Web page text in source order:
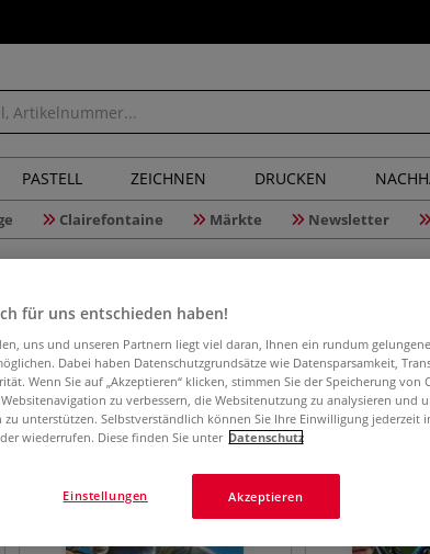
PASTELL ZEICHNEN DRUCKEN
Clairefontaine Märkte Newsletter
3 Artikel
für uns entschieden haben!
uns und unseren Partnern liegt viel daran, Ihnen ein rundum
Dabei haben Datenschutzgrundsätze wie Datensparsamkeit,
Wenn Sie auf „Akzeptieren“ klicken, stimmen Sie der Speicherung von
zu verbessern, die Websitenutzung zu analysieren und
unterstützen. Selbstverständlich können Sie Ihre Einwilligung jederzeit
wiederrufen. Diese finden Sie unter Datenschutz
Akzeptieren
Einstellungen